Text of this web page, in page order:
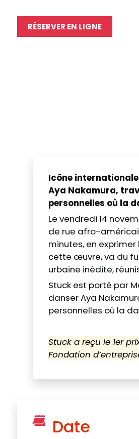
RÉSERVER EN LIGNE
Icône
Aya Nakamura,
personnelles où la
Le vendredi 14
de rue afro-
minutes, en
cette œuvre, va du
urbaine inédite,
Stuck est porté par
danser Aya
personnelles où la
Stuck a reçu le 1er
Fondation
Date